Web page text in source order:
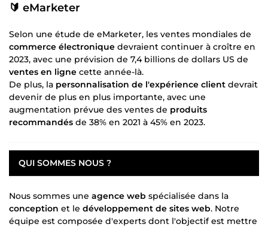
🔰 eMarketer
Selon une étude de eMarketer, les ventes mondiales de
commerce électronique devraient continuer à croître en
2023, avec une prévision de 7,4 billions de dollars US de
ventes en ligne cette année-là.
De plus, la personnalisation de l'expérience client devrait
devenir de plus en plus importante, avec une
augmentation prévue des ventes de produits
recommandés de 38% en 2021 à 45% en 2023.
QUI SOMMES NOUS ?
Nous sommes une agence web spécialisée dans la
conception et le développement de sites web. Notre
équipe est composée d'experts dont l'objectif est mettre